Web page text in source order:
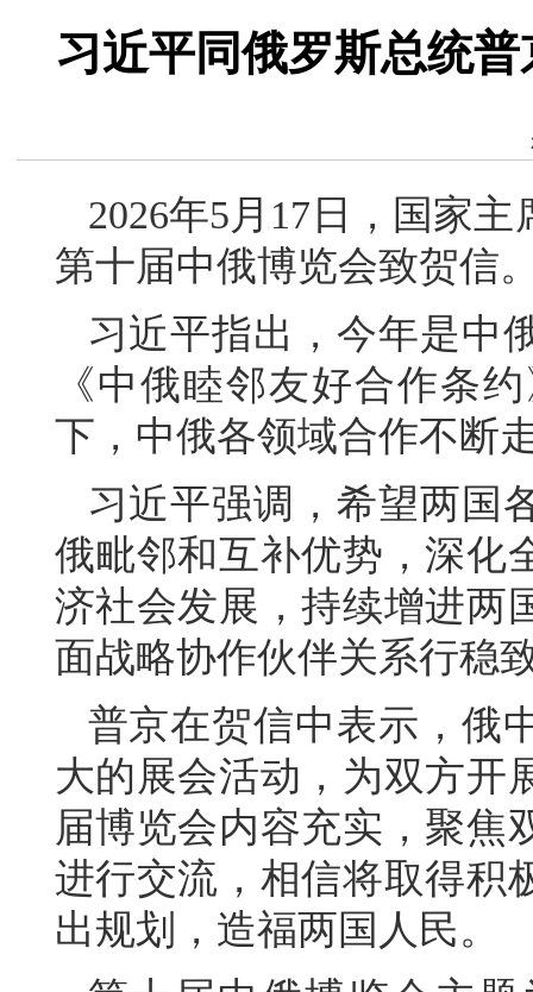
习近平同俄罗斯总统
2026年5月17日，国家
第十届中俄博览会致贺信
习近平指出，今年是中
《中俄睦邻友好合作条
下，中俄各领域合作不断
习近平强调，希望两国
俄毗邻和互补优势，深化
济社会发展，持续增进两
面战略协作伙伴关系行稳
普京在贺信中表示，俄
大的展会活动，为双方开
届博览会内容充实，聚焦
进行交流，相信将取得积
出规划，造福两国人民。